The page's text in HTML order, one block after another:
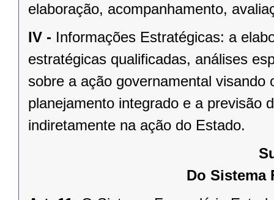
elaboração, acompanhamento,
IV - Informações Estratégicas: a
estratégicas qualificadas, análises
sobre a ação governamental
planejamento integrado e a previsão
indiretamente na ação do Estado.
Do Sistema